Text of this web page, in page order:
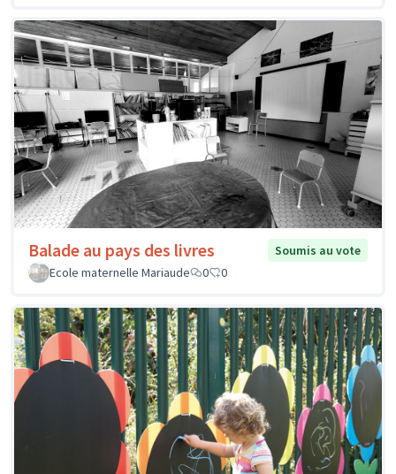
Balade au pays des livres
Soumis au vote
Ecole maternelle Mariaude
0 0